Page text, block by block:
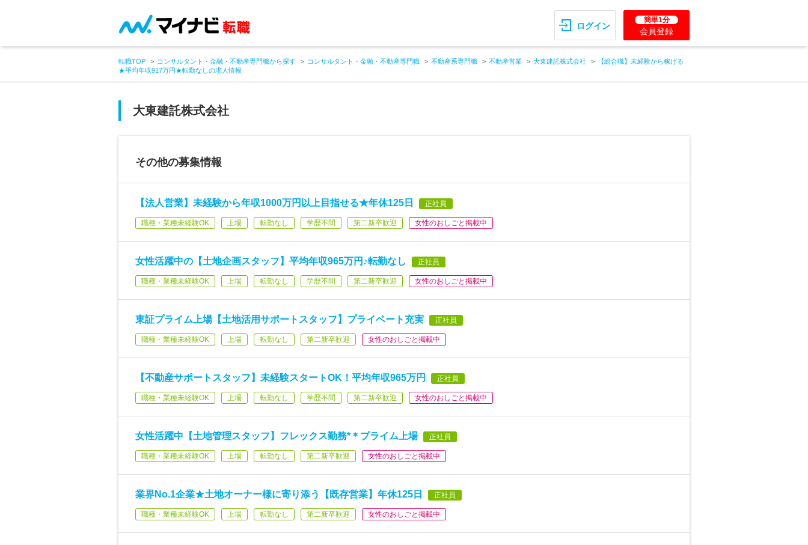
ログイン
簡単1分
会員登録
転職TOP コンサルタント・金融・不動産専門職から探す コンサルタント・金融・不動産専門職 不動産系専門職 不動産営業 大東建託株式会社
【総合職】未経験から稼げる
★平均年収917万円★転勤なしの求人情報
大東建託株式会社
その他の募集情報
【法人営業】未経験から年収1000万円以上目指せる★年休125日 正社員
職種・業種未経験OK 上場 転勤なし 学歴不問 第二新卒歓迎 女性のおしごと掲載中
女性活躍中の【土地企画スタッフ】平均年収965万円♪転勤なし 正社員
職種・業種未経験OK 上場 転勤なし 学歴不問 第二新卒歓迎 女性のおしごと掲載中
東証プライム上場【土地活用サポートスタッフ】プライベート充実 正社員
職種・業種未経験OK 上場 転勤なし 第二新卒歓迎 女性のおしごと掲載中
【不動産サポートスタッフ】未経験スタートOK！平均年収965万円 正社員
職種・業種未経験OK 上場 転勤なし 学歴不問 第二新卒歓迎 女性のおしごと掲載中
女性活躍中【土地管理スタッフ】フレックス勤務*＊プライム上場 正社員
職種・業種未経験OK 上場 転勤なし 第二新卒歓迎 女性のおしごと掲載中
業界No.1企業★土地オーナー様に寄り添う【既存営業】年休125日 正社員
職種・業種未経験OK 上場 転勤なし 第二新卒歓迎 女性のおしごと掲載中